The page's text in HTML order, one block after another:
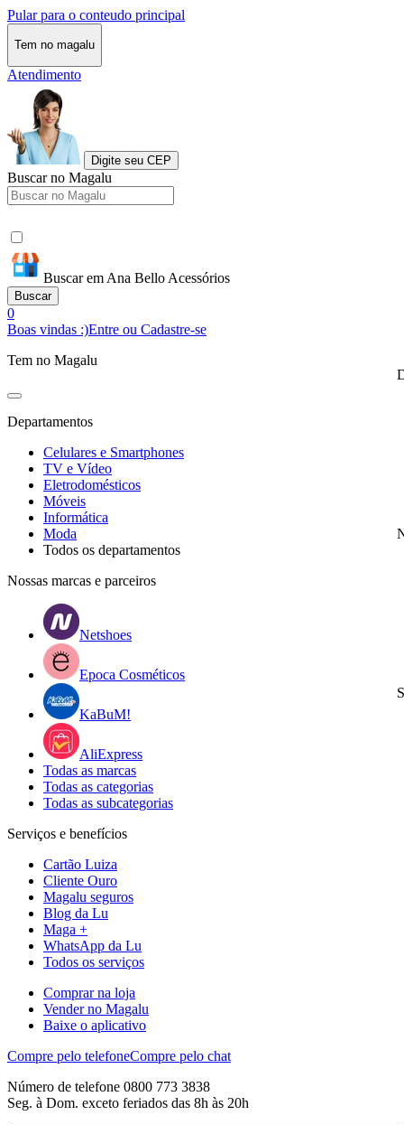
Pular para o conteudo principal
Tem no magalu
Atendimento
Digite seu CEP
Buscar no Magalu
Buscar em Ana Bello Acessórios
Buscar
0
Boas vindas :)Entre ou Cadastre-se
Tem no Magalu
Departamentos
Celulares e Smartphones
TV e Vídeo
Eletrodomésticos
Móveis
Informática
Moda
Todos os departamentos
Nossas marcas e parceiros
Netshoes
Epoca Cosméticos
KaBuM!
AliExpress
Todas as marcas
Todas as categorias
Todas as subcategorias
Serviços e benefícios
Cartão Luiza
Cliente Ouro
Magalu seguros
Blog da Lu
Maga +
WhatsApp da Lu
Todos os serviços
Comprar na loja
Vender no Magalu
Baixe o aplicativo
Compre pelo telefoneCompre pelo chat
Número de telefone 0800 773 3838
Seg. à Dom. exceto feriados das 8h às 20h